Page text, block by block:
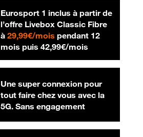
Eurosport 1 inclus à partir de
l’offre Livebox Classic Fibre
à 29,99€/mois29,99 € par mois
pendant 12
mois puis 42,99€/mois42,99 € par
Une super connexion pour
tout faire chez vous avec la
5G. Sans engagement